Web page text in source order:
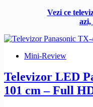
Vezi ce
azi,
Mini-Review
Televizor LED
101 cm – Full